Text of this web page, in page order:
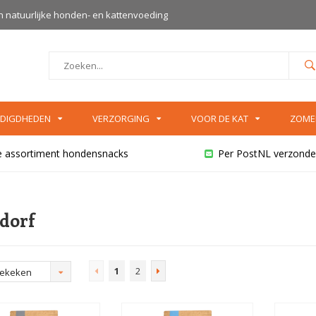
natuurlijke honden- en kattenvoeding
VERZORGING VOOR DE KAT
assortiment hondensnacks Per PostNL
1 2